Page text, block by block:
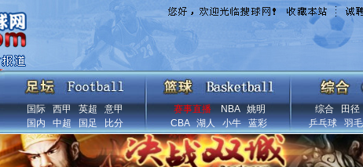
国际 西甲 英超
意甲
国内
中超 国足 比分
赛事直播 NBA
姚明
CBA
湖人 小牛 蓝彩
综合 田径
乒乓球
羽